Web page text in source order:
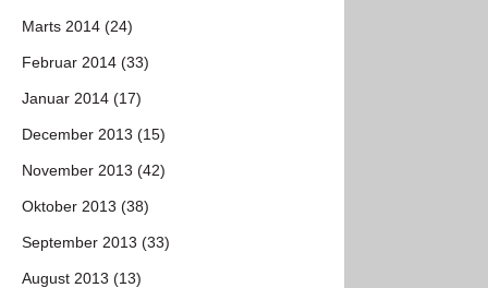
Marts 2014 (24)
Februar 2014 (33)
Januar 2014 (17)
December 2013 (15)
November 2013 (42)
Oktober 2013 (38)
September 2013 (33)
August 2013 (13)